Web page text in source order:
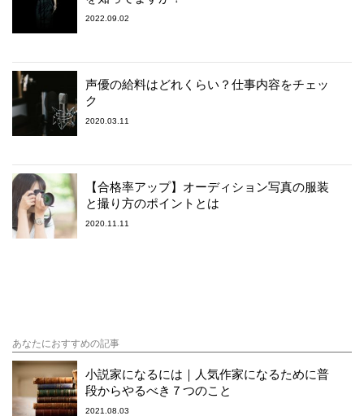
2022.09.02
声優の給料はどれくらい？仕事内容をチェッ
ク
2020.03.11
【合格率アップ】オーディション写真の服装
と撮り方のポイントとは
2020.11.11
あなたにおすすめの記事
小説家になるには｜人気作家になるために普
段からやるべき７つのこと
2021.08.03